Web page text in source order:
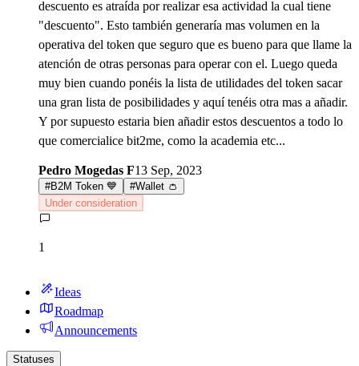
descuento es atraída por realizar esa actividad la cual tiene
"descuento". Esto también generaría mas volumen en la
operativa del token que seguro que es bueno para que llame la
atención de otras personas para operar con el. Luego queda
muy bien cuando ponéis la lista de utilidades del token sacar
una gran lista de posibilidades y aquí tenéis otra mas a añadir.
Y por supuesto estaria bien añadir estos descuentos a todo lo
que comercialice bit2me, como la academia etc...
Pedro Mogedas F13 Sep, 2023
#B2M Token 💙 #Wallet 👛
Under consideration
1
Ideas
Roadmap
Announcements
Statuses